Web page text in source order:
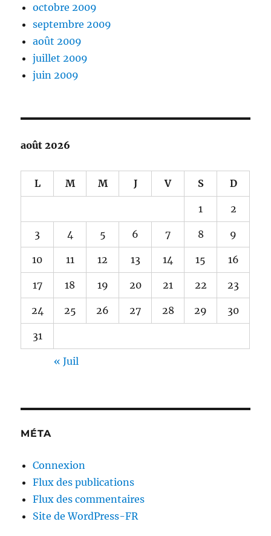
octobre 2009
septembre 2009
août 2009
juillet 2009
juin 2009
août 2026
L M M J V S D
1 2
3 4 5 6 7 8 9
10 11 12 13 14 15 16
17 18 19 20 21 22 23
24 25 26 27 28 29 30
31
« Juil
MÉTA
Connexion
Flux des publications
Flux des commentaires
Site de WordPress-FR